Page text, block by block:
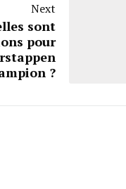
Next
sont
pour
?